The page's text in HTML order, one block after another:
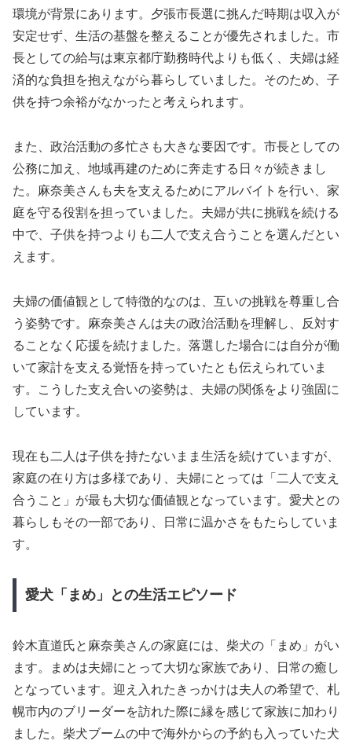
環境が背景にあります。夕張市長選に挑んだ時期は収入が
安定せず、生活の基盤を整えることが優先されました。市
長としての給与は東京都庁勤務時代よりも低く、夫婦は経
済的な負担を抱えながら暮らしていました。そのため、子
供を持つ余裕がなかったと考えられます。
また、政治活動の多忙さも大きな要因です。市長としての
公務に加え、地域再建のために奔走する日々が続きまし
た。麻奈美さんも夫を支えるためにアルバイトを行い、家
庭を守る役割を担っていました。夫婦が共に挑戦を続ける
中で、子供を持つよりも二人で支え合うことを選んだとい
えます。
夫婦の価値観として特徴的なのは、互いの挑戦を尊重し合
う姿勢です。麻奈美さんは夫の政治活動を理解し、反対す
ることなく応援を続けました。落選した場合には自分が働
いて家計を支える覚悟を持っていたとも伝えられていま
す。こうした支え合いの姿勢は、夫婦の関係をより強固に
しています。
現在も二人は子供を持たないまま生活を続けていますが、
家庭の在り方は多様であり、夫婦にとっては「二人で支え
合うこと」が最も大切な価値観となっています。愛犬との
暮らしもその一部であり、日常に温かさをもたらしていま
す。
愛犬「まめ」との生活エピソード
鈴木直道氏と麻奈美さんの家庭には、柴犬の「まめ」がい
ます。まめは夫婦にとって大切な家族であり、日常の癒し
となっています。迎え入れたきっかけは夫人の希望で、札
幌市内のブリーダーを訪れた際に縁を感じて家族に加わり
ました。柴犬ブームの中で海外からの予約も入っていた犬